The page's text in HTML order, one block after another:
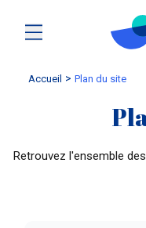
Accueil plan du site
Retrouvez l'ensemble